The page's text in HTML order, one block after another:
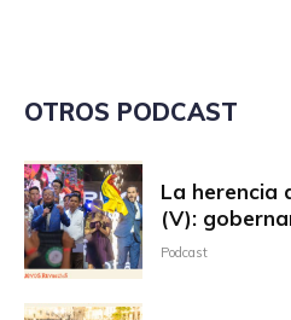
OTROS PODCAST
La herencia
(V):
Podcast